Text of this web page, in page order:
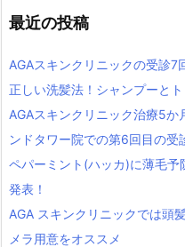
最近の投稿
AGAスキンクリニックの受診
正しい洗髪法！シャンプーと
AGAスキンクリニック治療5か
ンドタワー院での第6回目の受
ペパーミント(ハッカ)に薄毛
発表！
AGA スキンクリニックでは頭
メラ用意をオススメ